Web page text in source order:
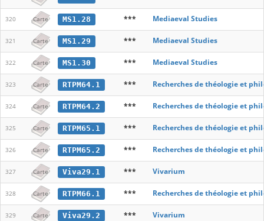
320 Carte MS1.28 *** Mediaeval Studies
321 Carte MS1.29 *** Mediaeval Studies
322 Carte MS1.30 *** Mediaeval Studies
323 Carte RTPM64.1 *** Recherches de théologie et
324 Carte RTPM64.2 *** Recherches de théologie et
325 Carte RTPM65.1 *** Recherches de théologie et
326 Carte RTPM65.2 *** Recherches de théologie et
327 Carte Viva29.1 *** Vivarium
328 Carte RTPM66.1 *** Recherches de théologie et
329 Carte Viva29.2 *** Vivarium